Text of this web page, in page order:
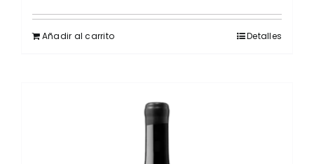
Añadir al carrito Detalles